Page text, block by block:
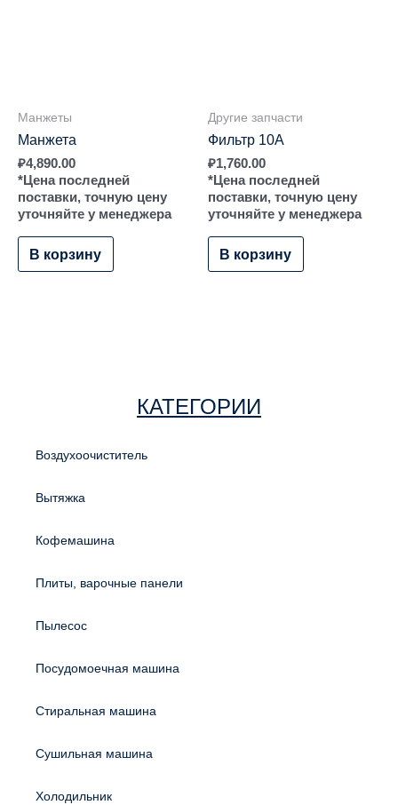
Манжеты
Манжета
₽4,890.00
*Цена последней
поставки, точную цену
уточняйте у менеджера
В корзину
Другие запчасти
Фильтр 10А
₽1,760.00
*Цена последней
поставки, точную цену
уточняйте у менеджера
В корзину
КАТЕГОРИИ
Воздухоочиститель
Вытяжка
Кофемашина
Плиты, варочные панели
Пылесос
Посудомоечная машина
Стиральная машина
Сушильная машина
Холодильник